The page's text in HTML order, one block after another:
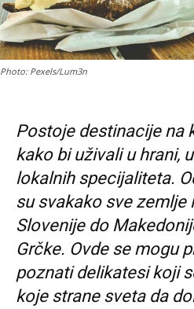
Photo: Pexels/Lum3n
Postoje destinacije na
kako bi uživali u hrani,
lokalnih specijaliteta.
su svakako sve zemlje
Slovenije do
Grčke. Ovde se mogu
poznati delikatesi koji
koje strane sveta da